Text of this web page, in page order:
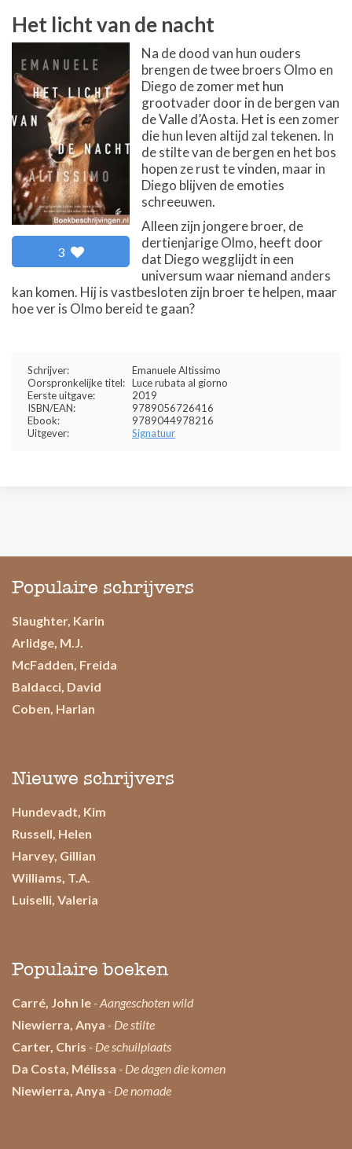
Het licht van de nacht
3
Na de dood van hun ouders
brengen de twee broers Olmo en
Diego de zomer met hun
grootvader door in de bergen van
de Valle d’Aosta. Het is een zomer
die hun leven altijd zal tekenen. In
de stilte van de bergen en het bos
hopen ze rust te vinden, maar in
Diego blijven de emoties
schreeuwen.
Alleen zijn jongere broer, de
dertienjarige Olmo, heeft door
dat Diego wegglijdt in een
universum waar niemand anders
kan komen. Hij is vastbesloten zijn broer te helpen, maar
hoe ver is Olmo bereid te gaan?
Schrijver:
Emanuele Altissimo
Oorspronkelijke titel: Luce rubata al giorno
Eerste uitgave:
2019
ISBN/EAN:
9789056726416
Ebook:
9789044978216
Uitgever:
Signatuur
Populaire schrijvers
Slaughter, Karin
Arlidge, M.J.
McFadden, Freida
Baldacci, David
Coben, Harlan
Nieuwe schrijvers
Hundevadt, Kim
Russell, Helen
Harvey, Gillian
Williams, T.A.
Luiselli, Valeria
Populaire boeken
Carré, John le - Aangeschoten wild
Niewierra, Anya - De stilte
Carter, Chris - De schuilplaats
Da Costa, Mélissa - De dagen die komen
Niewierra, Anya - De nomade